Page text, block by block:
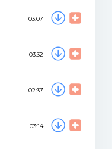
03:07
03:32
02:37
03:14